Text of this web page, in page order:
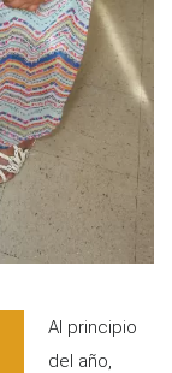
Al principio
del año,